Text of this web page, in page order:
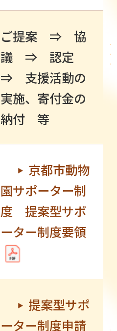
ご提案 ⇒ 協
議 ⇒ 認定
⇒ 支援活動の
実施、寄付金の
納付 等
京都市動物
園サポーター制
度 提案型サポ
ーター制度要領
提案型サポ
ーター制度申請